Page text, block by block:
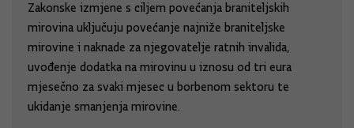
Zakonske izmjene s ciljem povećanja braniteljskih
mirovina uključuju povećanje najniže braniteljske
mirovine i naknade za njegovatelje ratnih invalida,
uvođenje dodatka na mirovinu u iznosu od tri eura
mjesečno za svaki mjesec u borbenom sektoru te
ukidanje smanjenja mirovine.